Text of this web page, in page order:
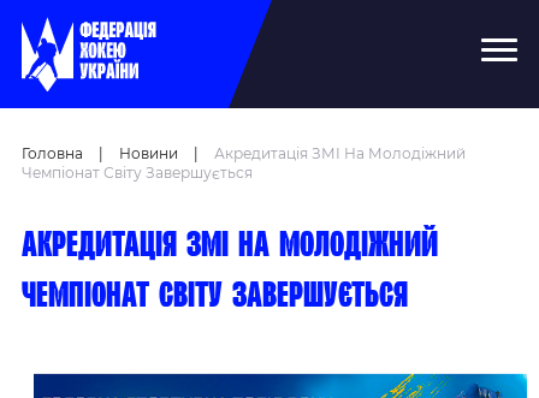
Головна Новини
Акредитація ЗМІ На Молодіжний
Чемпіонат Світу Завершується
Акредитація ЗМІ на молодіжний
чемпіонат світу завершується